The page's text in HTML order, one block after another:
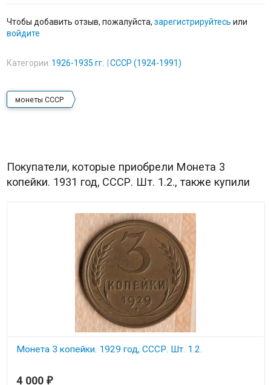
Чтобы добавить отзыв, пожалуйста, зарегистрируйтесь или
войдите
Категории: 1926-1935 гг. СССР (1924-1991)
монеты СССР
Покупатели, которые приобрели Монета 3
копейки. 1931 год, СССР. Шт. 1.2., также купили
Монета 3 копейки. 1929 год, СССР. Шт. 1.2.
4 000 ₽